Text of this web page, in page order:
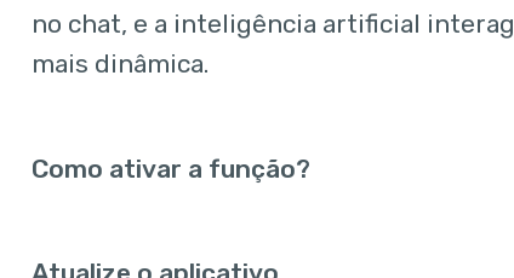
no chat, e a inteligência artificial
mais dinâmica.
Como ativar a função?